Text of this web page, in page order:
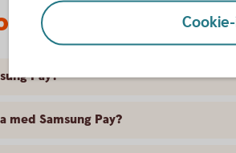
svar om
Pay?
Samsung Pay?